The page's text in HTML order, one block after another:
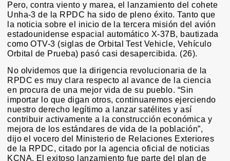
Pero, contra viento y marea, el lanzamiento del cohete
Unha-3 de la RPDC ha sido de pleno éxito. Tanto que
la noticia sobre el inicio de la tercera misión del avión
estadounidense espacial automático X-37B, bautizada
como OTV-3 (siglas de Orbital Test Vehicle, Vehículo
Orbital de Prueba) pasó casi desapercibida. (26).
No olvidemos que la dirigencia revolucionaria de la
RPDC es muy clara respecto al avance de la ciencia
en procura de una mejor vida de su pueblo. “Sin
importar lo que digan otros, continuaremos ejerciendo
nuestro derecho legítimo a lanzar satélites y así
contribuir activamente a la construcción económica y
mejora de los estándares de vida de la población”,
dijo el vocero del Ministerio de Relaciones Exteriores
de la RPDC, citado por la agencia oficial de noticias
KCNA. El exitoso lanzamiento fue parte del plan de